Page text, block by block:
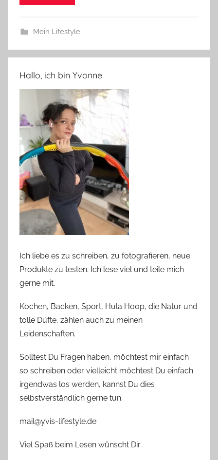
Mein Lifestyle
Hallo, ich bin Yvonne
Ich liebe es zu schreiben, zu fotografieren, neue
Produkte zu testen. Ich lese viel und teile mich
gerne mit.
Kochen, Backen, Sport, Hula Hoop, die Natur und
tolle Düfte, zählen auch zu meinen
Leidenschaften.
Solltest Du Fragen haben, möchtest mir einfach
so schreiben oder vielleicht möchtest Du einfach
irgendwas los werden, kannst Du dies
selbstverständlich gerne tun.
mail@yvis-lifestyle.de
Viel Spaß beim Lesen wünscht Dir